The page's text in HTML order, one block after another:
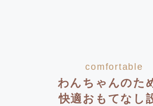
comfortable
わんちゃんのた
快適おもてなし